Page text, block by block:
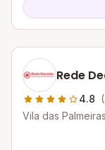
Rede
4.8
Vila das